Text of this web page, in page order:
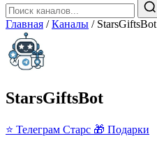
Главная / Каналы / StarsGiftsBot
StarsGiftsBot
⭐ Телеграм Старс 🎁 Подарки